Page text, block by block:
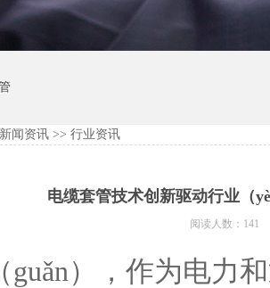
新闻资讯 >> 行业资讯
电缆套管技术创新驱动行业（
阅读人数：141
guǎn），作为电力